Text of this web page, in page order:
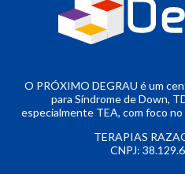
O PRÓXIMO DEGRAU é um
para Síndrome de Down,
especialmente TEA, com foco
TERAPIAS
CNPJ: